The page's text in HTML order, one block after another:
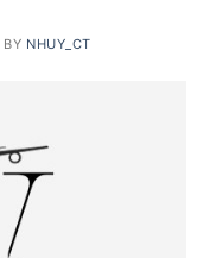
BY NHUY_CT